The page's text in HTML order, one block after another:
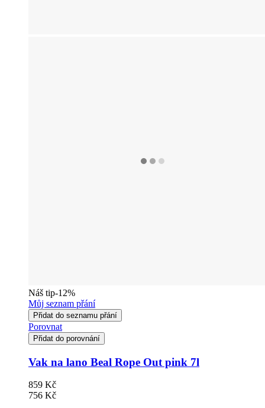
Náš tip-12%
Můj seznam přání
Přidat do seznamu přání
Porovnat
Přidat do porovnání
Vak na lano Beal Rope Out pink 7l
859 Kč
756 Kč